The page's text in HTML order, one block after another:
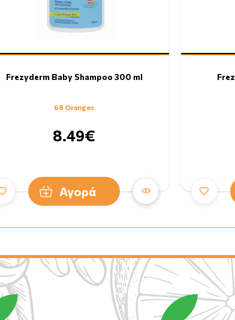
Frezyderm Baby Shampoo 300 ml
68 Oranges
8.49€
Αγορά